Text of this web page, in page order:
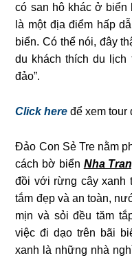
có san hô khác ở biển
là một địa điểm hấp
biển. Có thể nói, đây
du khách thích du lịch
đảo”.
Click here để xem
Đảo Con Sẻ Tre nằm
cách bờ biển Nha
đồi với rừng cây xanh
tắm đẹp và an toàn,
mịn và sỏi đều tăm
việc đi dạo trên bãi
xanh là những nhà